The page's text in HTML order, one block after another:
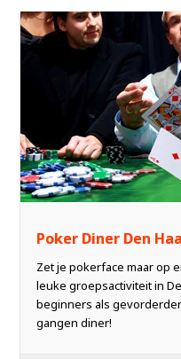
Poker Diner Den
Zet je pokerface maar op
leuke groepsactiviteit in
beginners als
gangen diner!